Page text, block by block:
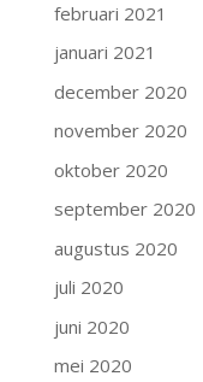
februari 2021
januari 2021
december 2020
november 2020
oktober 2020
september 2020
augustus 2020
juli 2020
juni 2020
mei 2020